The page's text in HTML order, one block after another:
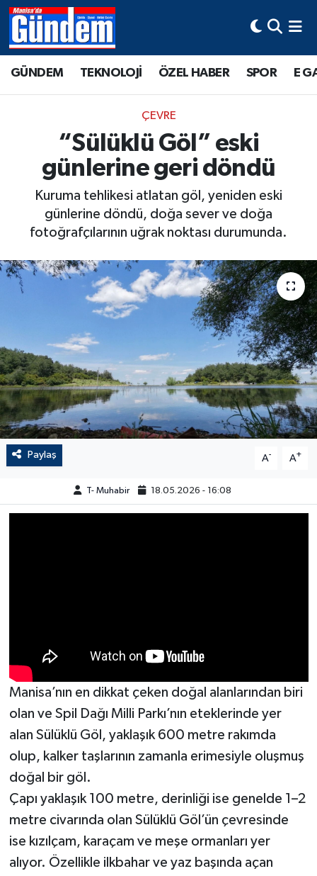
GÜNDEM TEKNOLOJİ ÖZEL HABER SPOR E
ÇEVRE
“Sülüklü Göl” eski
günlerine geri döndü
Kuruma tehlikesi atlatan göl, yeniden eski
günlerine döndü, doğa sever ve doğa
fotoğrafçılarının uğrak noktası durumunda.
Paylaş A- A+
T- Muhabir 18.05.2026 - 16:08
Manisa’nın en dikkat çeken doğal alanlarından biri
olan ve Spil Dağı Milli Parkı’nın eteklerinde yer
alan Sülüklü Göl, yaklaşık 600 metre rakımda
olup, kalker taşlarının zamanla erimesiyle oluşmuş
doğal bir göl.
Çapı yaklaşık 100 metre, derinliği ise genelde 1–2
metre civarında olan Sülüklü Göl’ün çevresinde
ise kızılçam, karaçam ve meşe ormanları yer
alıyor. Özellikle ilkbahar ve yaz başında açan
Manisa Hava Durumu
Tüm Manşetler
Son Dakika Haberleri
Haber Arşivi